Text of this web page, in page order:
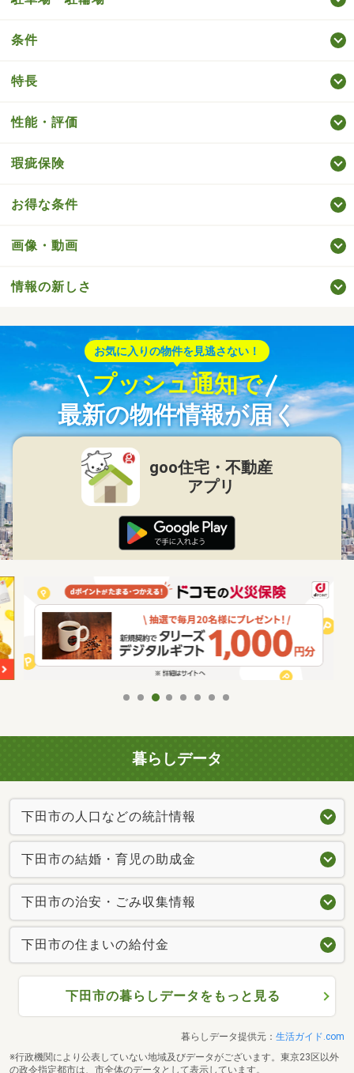
条件
特長
性能・評価
瑕疵保険
お得な条件
画像・動画
情報の新しさ
お気に入りの物件を見逃さない！
プッシュ通知で
最新の物件情報が届く
goo住宅・不動産
アプリ
暮らしデータ
下田市の人口などの統計情報
下田市の結婚・育児の助成金
下田市の治安・ごみ収集情報
下田市の住まいの給付金
下田市の暮らしデータをもっと見る
暮らしデータ提供元： 生活ガイド.com
※行政機関により公表していない地域及びデータがございます。東京23区以外
の政令指定都市は、市全体のデータとして表示しています。